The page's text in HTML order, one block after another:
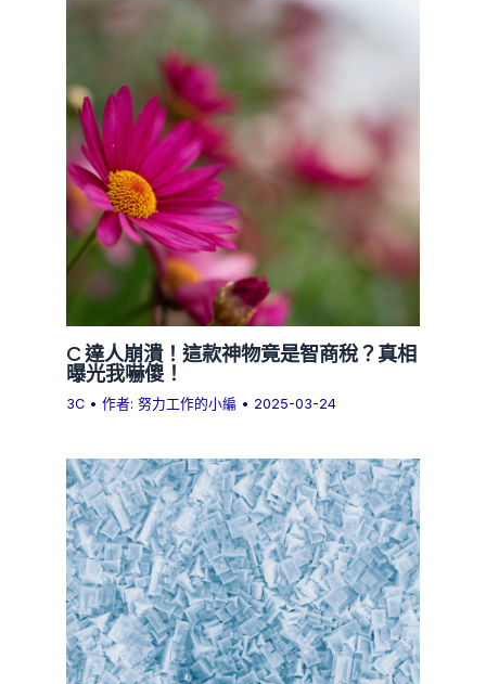
C 達人崩潰！這款神物竟是智商稅？真相
曝光我嚇傻！
3C • 作者:努力工作的小編 • 2025-03-24